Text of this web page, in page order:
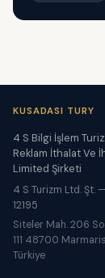
KUSADASI TURY
4 S Bilgi İşlem
Reklam İthalat Ve
Limited Şirketi
4 S Turizm Ltd. Şt.
12195
Siteler Mah. 206
111 48700
Türkiye